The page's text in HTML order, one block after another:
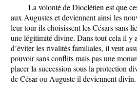
La volonté de Dioclétien est que
aux Augustes et deviennent ainsi les
leur tour ils choisissent les Césars sans
une légitimité divine. Dans tout cela il y
d’éviter les rivalités familiales, il veut
pouvoir sans conflits mais pas une
placer la succession sous la protection
de César ou Auguste il deviennent divin.